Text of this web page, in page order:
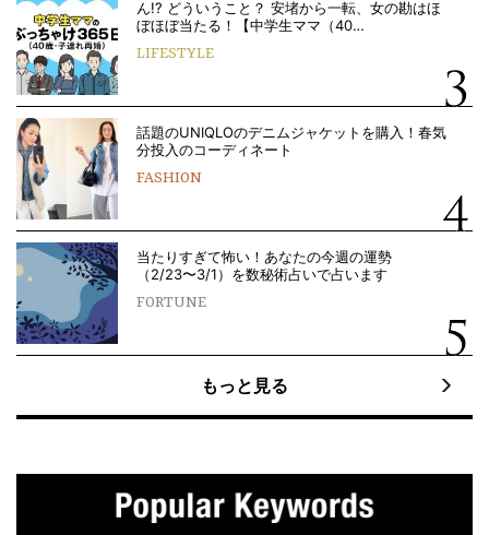
ん!? どういうこと？ 安堵から一転、女の勘はほ
ぼほぼ当たる！【中学生ママ（40…
LIFESTYLE
話題のUNIQLOのデニムジャケットを購入！春気
分投入のコーディネート
FASHION
当たりすぎて怖い！あなたの今週の運勢
（2/23〜3/1）を数秘術占いで占います
FORTUNE
もっと見る